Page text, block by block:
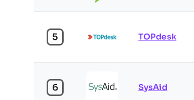
5 TOPdesk
6 SysAid